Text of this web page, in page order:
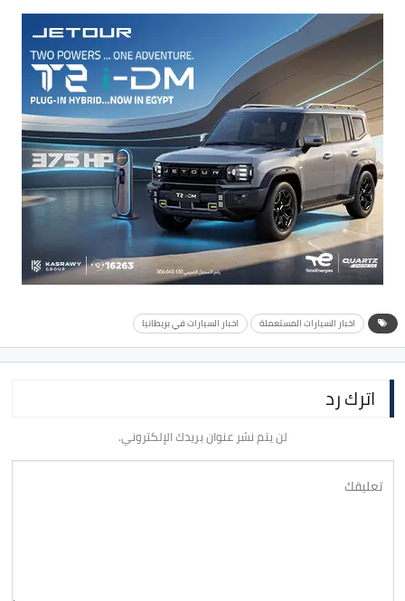
اخبار السيارات المستعملة اخبار السيارات في بريطانيا
اترك رد
لن يتم نشر عنوان بريدك الإلكتروني.